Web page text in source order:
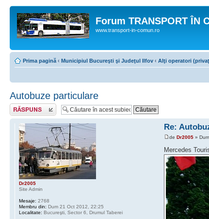
Forum TRANSPORT ÎN
www.transport-in-comun.ro
Prima pagină ‹ Municipiul Bucureşti şi Judeţul Ilfov ‹ Alţi operatori
Autobuze particulare
Răspunde
Re:
deDr2005 »
Mercedes
Dr2005
Site Admin
Mesaje: 2768
Membru din: Dum 21 Oct 2012, 22:25
Localitate: Bucureşti, Sector 6, Drumul Taberei